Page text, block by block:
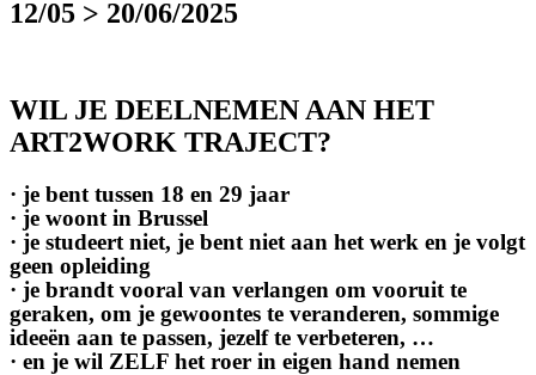
12/05 > 20/06/2025
WIL JE DEELNEMEN AAN HET
ART2WORK TRAJECT?
· je bent tussen 18 en 29 jaar
· je woont in Brussel
· je studeert niet, je bent niet aan het werk en je volgt
geen opleiding
· je brandt vooral van verlangen om vooruit te
geraken, om je gewoontes te veranderen, sommige
ideeën aan te passen, jezelf te verbeteren, …
· en je wil ZELF het roer in eigen hand nemen